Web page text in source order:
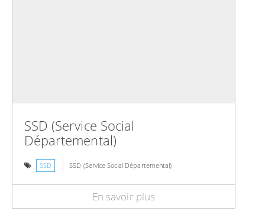
SSD (Service Social
Départemental)
SSD SSD (Service Social Départemental)
En savoir plus